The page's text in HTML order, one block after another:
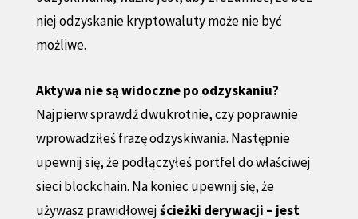
niej odzyskanie kryptowaluty może nie być
możliwe.
Aktywa nie są widoczne po odzyskaniu?
Najpierw sprawdź dwukrotnie, czy poprawnie
wprowadziłeś frazę odzyskiwania. Następnie
upewnij się, że podłączyłeś portfel do właściwej
sieci blockchain. Na koniec upewnij się, że
używasz prawidłowejścieżki derywacji – jest